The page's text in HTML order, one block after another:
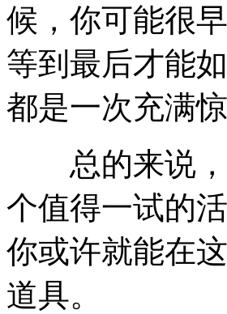
候，你可能很
等到最后才能
都是一次充满
总的来说，
个值得一试的
你或许就能在
道具。